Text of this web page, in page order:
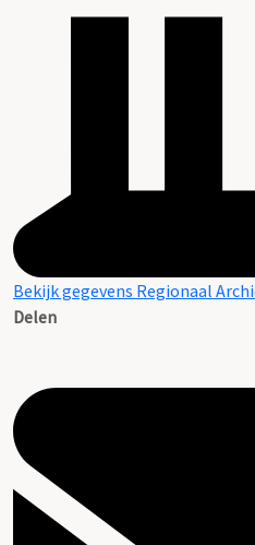
Bekijk gegevens Regionaal
Delen